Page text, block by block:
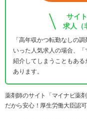
サイ
求人（
「高年収かつ転勤なしの
いった人気求人の場合、
紹介してしまうこともあ
あります。
薬剤師のサイト「マイナビ薬
だから安心！厚生労働大臣認